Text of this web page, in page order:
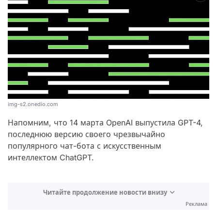
img-s2.onedio.com
Напомним, что 14 марта OpenAI выпустила GPT-4,
последнюю версию своего чрезвычайно
популярного чат-бота с искусственным
интеллектом ChatGPT.
Читайте продолжение новости внизу
Реклама